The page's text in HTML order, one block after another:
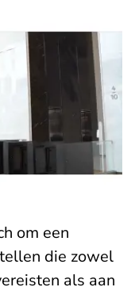
om een
die zowel
als aan